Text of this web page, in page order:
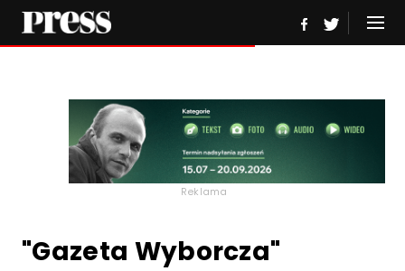
Reklama
"Gazeta Wyborcza"